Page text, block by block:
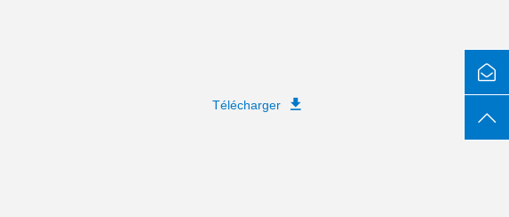
Télécharger